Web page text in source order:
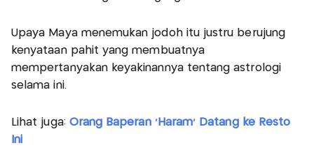
Upaya Maya menemukan jodoh itu justru berujung
kenyataan pahit yang membuatnya
mempertanyakan keyakinannya tentang astrologi
selama ini.
Lihat juga: Orang Baperan 'Haram' Datang ke Resto
Ini